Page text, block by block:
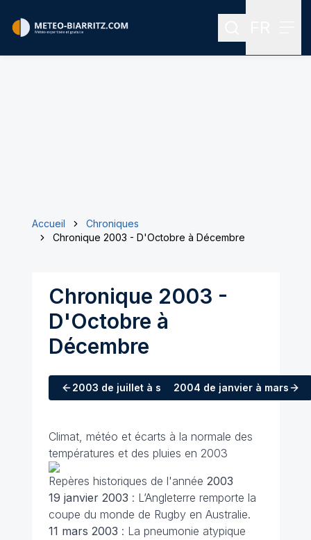
Rechercher
Accueil
Chroniques
Chronique 2003 - D'Octobre à Décembre
Chronique 2003 -
D'Octobre à
Décembre
2003 de juillet à septembre
2004 de janvier à mars
Climat, météo et écarts à la normale des
températures et des pluies en 2003
Repères historiques de l'année 2003
19 janvier 2003 : L’Angleterre remporte la
coupe du monde de Rugby en Australie.
11 mars 2003 : La pneumonie atypique